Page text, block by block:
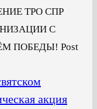
ТРО СПР
С
ПОБЕДЫ! Post
акция